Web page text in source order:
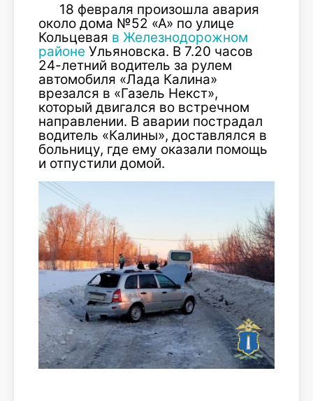
18 февраля произошла авария
около дома №52 «А» по улице
Кольцевая в Железнодорожном
районе Ульяновска. В 7.20 часов
24-летний водитель за рулем
автомобиля «Лада Калина»
врезался в «Газель Некст»,
который двигался во встречном
направлении. В аварии пострадал
водитель «Калины», доставлялся в
больницу, где ему оказали помощь
и отпустили домой.